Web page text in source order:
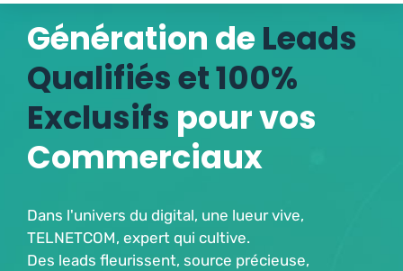
Génération deLeads
Qualifiés et 100%
Exclusifs pour vos
Commerciaux
Dans l'univers du digital, une lueur vive,
TELNETCOM, expert qui cultive.
Des leads fleurissent, source précieuse,